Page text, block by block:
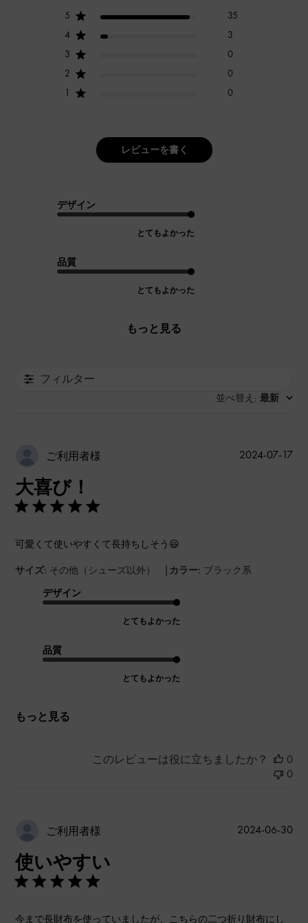
5
35
4
3
3
0
2
0
1
0
レビューを書く
デザイン
とてもよかった
品質
とてもよかった
もっと見る
フィルター
並べ替え : 最新
ご利用者様
大喜び！
可愛くて使いやすくて長持ちしそう😃
サイズ: その他（シューズ以外） | カラー: ブラック系
デザイン
とてもよかった
品質
とてもよかった
もっと見る
公
2024-07-17
このレビューは役に立ちましたか？
0
0
ご利用者様
使いやすい
今まで長財布を使っていましたが、こちらの二つ折り財布にし
公
2024-06-30